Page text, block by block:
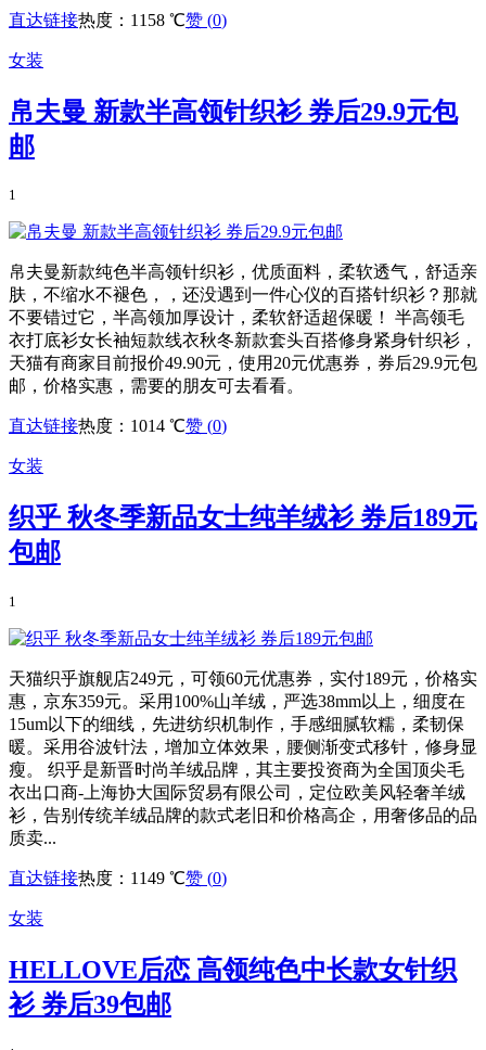
直达链接热度：1158 ℃赞 (0)
女装
帛夫曼 新款半高领针织衫 券后29.9元包
邮
1
帛夫曼新款纯色半高领针织衫，优质面料，柔软透气，舒适亲
肤，不缩水不褪色，，还没遇到一件心仪的百搭针织衫？那就
不要错过它，半高领加厚设计，柔软舒适超保暖！ 半高领毛
衣打底衫女长袖短款线衣秋冬新款套头百搭修身紧身针织衫，
天猫有商家目前报价49.90元，使用20元优惠券，券后29.9元包
邮，价格实惠，需要的朋友可去看看。
直达链接热度：1014 ℃赞 (0)
女装
织乎 秋冬季新品女士纯羊绒衫 券后189元
包邮
1
天猫织乎旗舰店249元，可领60元优惠券，实付189元，价格实
惠，京东359元。采用100%山羊绒，严选38mm以上，细度在
15um以下的细线，先进纺织机制作，手感细腻软糯，柔韧保
暖。采用谷波针法，增加立体效果，腰侧渐变式移针，修身显
瘦。 织乎是新晋时尚羊绒品牌，其主要投资商为全国顶尖毛
衣出口商-上海协大国际贸易有限公司，定位欧美风轻奢羊绒
衫，告别传统羊绒品牌的款式老旧和价格高企，用奢侈品的品
质卖...
直达链接热度：1149 ℃赞 (0)
女装
HELLOVE后恋 高领纯色中长款女针织
衫 券后39包邮